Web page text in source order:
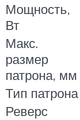
Мощность,
Вт
Макс.
размер
патрона, мм
Тип патрона
Реверс